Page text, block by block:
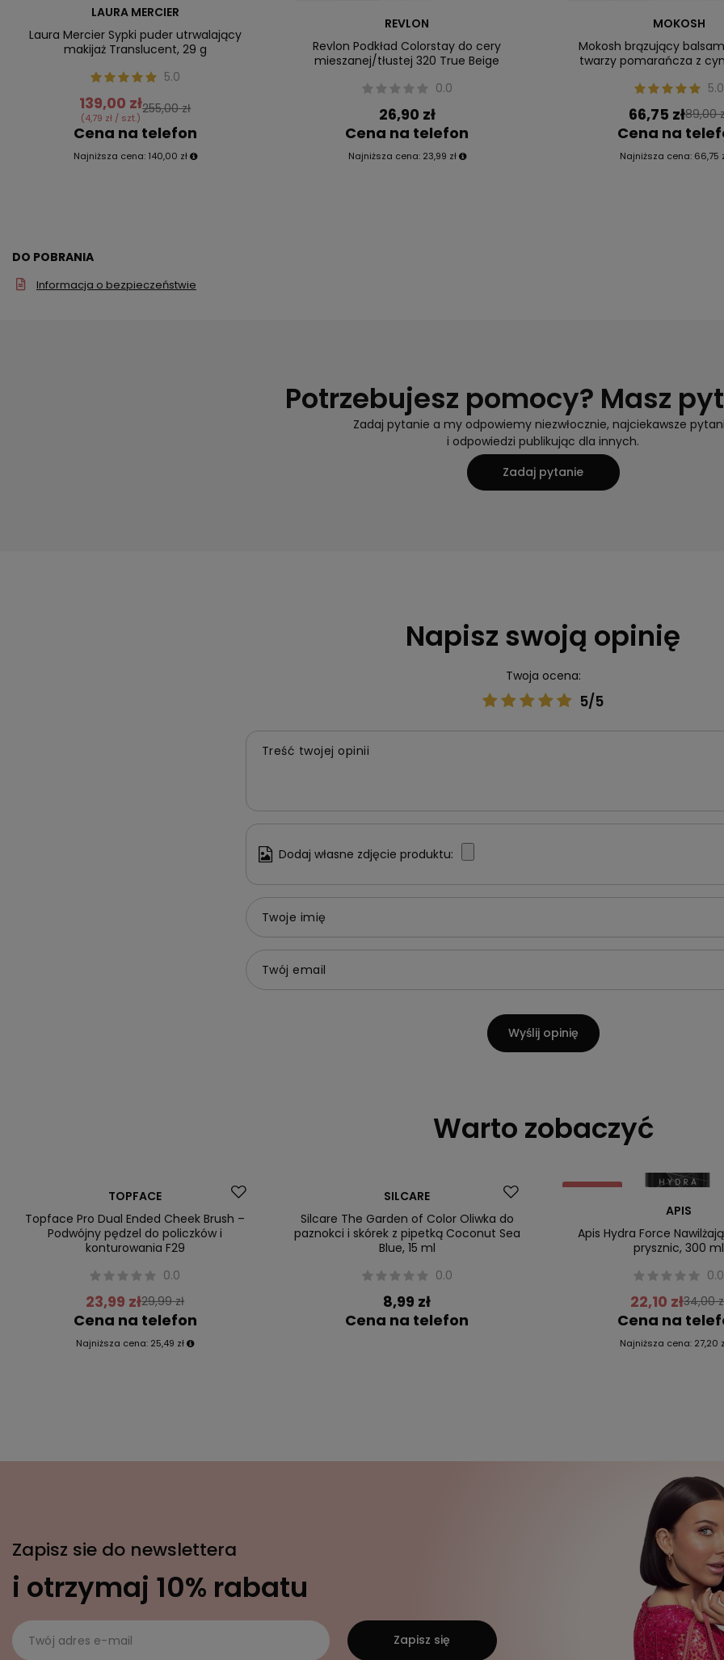
Nasz bestsellerLAURA MERCIER
Laura Mercier Sypki puder utrwalający
makijaż Translucent, 29 g
5.0
139,00 zł
(4,79 zł / szt.)
255,00 zł
Cena na telefon
Najniższa cena: 140,00 zł
REVLON
Revlon Podkład Colorstay do cery
mieszanej/tłustej 320 True Beige
0.0
26,90 zł
Cena na telefon
Najniższa cena: 23,99 zł
MOKOSH
Mokosh brązujący
twarzy pomarańcza z
5.0
66,75 zł89,00
Cena na
Najniższa cena: 66,75
DO POBRANIA
Informacja o bezpieczeństwie
Potrzebujesz pomocy? Masz
Zadaj pytanie a my odpowiemy niezwłocznie, najciekawsze
i odpowiedzi publikując dla innych.
Zadaj pytanie
Napisz swoją opinię
Twoja ocena:
5/5
Treść twojej opinii
Dodaj własne zdjęcie produktu:
Twoje imię
Twój email
Wyślij opinię
Warto zobaczyć
TOPFACE
Topface Pro Dual Ended Cheek Brush –
Podwójny pędzel do policzków i
konturowania F29
0.0
23,99 zł29,99 zł
Cena na telefon
Najniższa cena: 25,49 zł
SILCARE
Silcare The Garden of Color Oliwka do
paznokci i skórek z pipetką Coconut Sea
Blue, 15 ml
0.0
8,99 zł
Cena na telefon
Promocja
APIS
Apis Hydra Force
prysznic, 300 ml
0.0
22,10 zł34,00
Cena na
Najniższa cena: 27,20
Zapisz sie do newslettera
i otrzymaj 10% rabatu
Twój adres e-mail Zapisz się